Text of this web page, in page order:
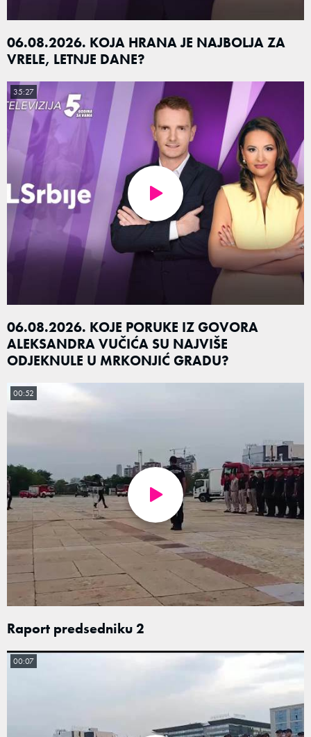
06.08.2026. KOJA HRANA JE NAJBOLJA ZA
VRELE, LETNJE DANE?
06.08.2026. KOJE PORUKE IZ GOVORA
ALEKSANDRA VUČIĆA SU NAJVIŠE
ODJEKNULE U MRKONJIĆ GRADU?
35:27
Raport predsedniku 2
00:52
00:07